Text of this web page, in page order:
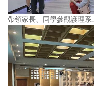
帶領家長、同學參觀護理